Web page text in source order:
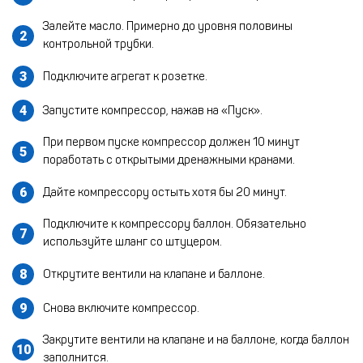
Залейте масло. Примерно до уровня половины
контрольной трубки.
Подключите агрегат к розетке.
Запустите компрессор, нажав на «Пуск».
При первом пуске компрессор должен 10 минут
поработать с открытыми дренажными кранами.
Дайте компрессору остыть хотя бы 20 минут.
Подключите к компрессору баллон. Обязательно
используйте шланг со штуцером.
Открутите вентили на клапане и баллоне.
Снова включите компрессор.
Закрутите вентили на клапане и на баллоне, когда баллон
заполнится.